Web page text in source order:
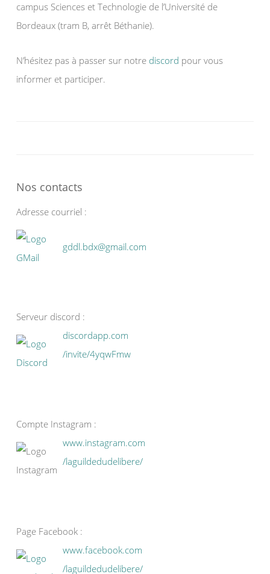
campus Sciences et Technologie de l’Université de
Bordeaux (tram B, arrêt Béthanie).
N’hésitez pas à passer sur notre discord pour vous
informer et participer.
Nos contacts
Adresse courriel :
gddl.bdx@gmail.com
Serveur discord :
discordapp.com
/invite/4yqwFmw
Compte Instagram :
www.instagram.com
/laguildedudelibere/
Page Facebook :
www.facebook.com
/laguildedudelibere/